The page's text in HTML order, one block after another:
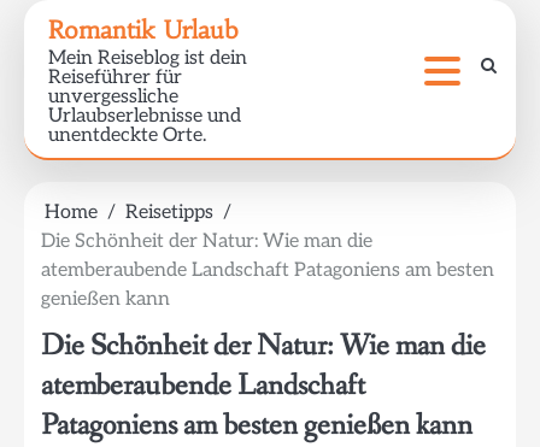
content
Romantik Urlaub
Mein Reiseblog ist dein
Reiseführer für
unvergessliche
Urlaubserlebnisse und
unentdeckte Orte.
Home
Reisetipps
Die Schönheit der Natur: Wie man die
atemberaubende Landschaft Patagoniens am besten
genießen kann
Die Schönheit der Natur: Wie man die
atemberaubende Landschaft
Patagoniens am besten genießen kann